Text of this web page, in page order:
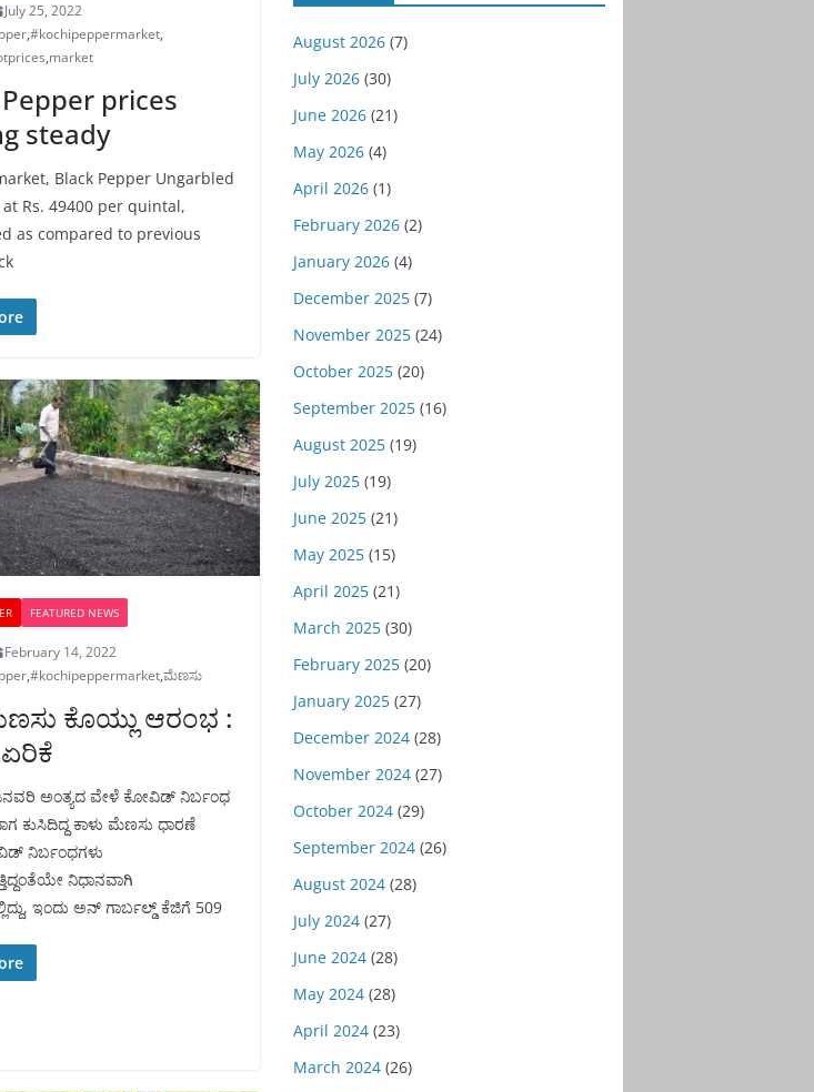
July 25, 2022
,#kochipeppermarket,
,market
prices
steady
Black Pepper Ungarbled
Rs. 49400 per quintal,
as compared to previous
FEATURED NEWS
February 14, 2022
,#kochipeppermarket,ಮೆಣಸು
ಕೊಯ್ಲು ಆರಂಭ :
ಅಂತ್ಯದ ವೇಳೆ ಕೋವಿಡ್‌ ನಿರ್ಬಂಧ
ಕುಸಿದಿದ್ದ ಕಾಳು ಮೆಣಸು ಧಾರಣೆ
ನಿರ್ಬಂಧಗಳು
ನಿಧಾನವಾಗಿ
ಇಂದು ಅನ್‌ ಗಾರ್ಬಲ್ಡ್‌ ಕೆಜಿಗೆ 509
August 2026(7)
July 2026(30)
June 2026(21)
May 2026(4)
April 2026(1)
February 2026(2)
January 2026(4)
December 2025(7)
November 2025(24)
October 2025(20)
September 2025(16)
August 2025(19)
July 2025(19)
June 2025(21)
May 2025(15)
April 2025(21)
March 2025(30)
February 2025(20)
January 2025(27)
December 2024(28)
November 2024(27)
October 2024(29)
September 2024(26)
August 2024(28)
July 2024(27)
June 2024(28)
May 2024(28)
April 2024(23)
March 2024(26)